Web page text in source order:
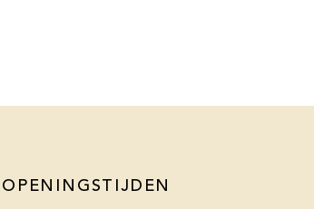
OPENINGSTIJDEN